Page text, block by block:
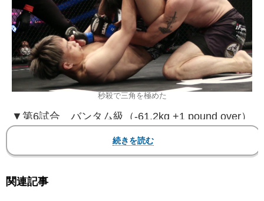
秒殺で三角を極めた
▼第6試合 バンタム級（-61.2kg +1 pound over）
〇中島陸（総合格闘技ゴンズジム/同級世界10位）
●リン・フーシュン（i Fighting）
関連記事